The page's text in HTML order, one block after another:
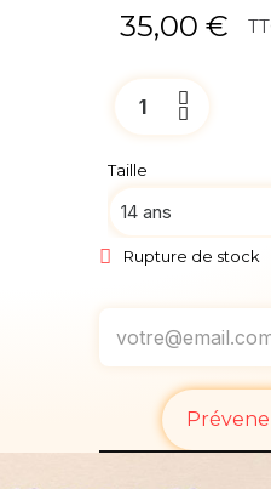
35,00 €
Taille
Rupture de stock